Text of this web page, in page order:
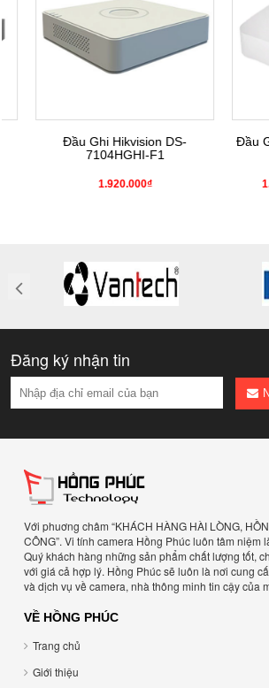
Đầu Ghi Hikvision DS-
7104HGHI-F1
1.920.000₫
Đầu Ghi
Đăng ký nhận tin
Với phuơng châm “KHÁCH HÀNG HÀI LÒNG,
CÔNG”. Vi tính camera Hồng Phúc luôn tâm niệm
Quý khách hàng những sản phẩm chất lượng tốt,
với giá cả hợp lý. Hồng Phúc sẽ luôn là nơi cung
và dịch vụ về camera, nhà thông minh tin cậy của
VỀ HỒNG PHÚC
Trang chủ
Giới thiệu